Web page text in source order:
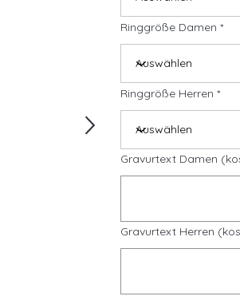
Ringgröße Damen
Ringgröße Herren
Gravurtext Damen
Gravurtext Herren